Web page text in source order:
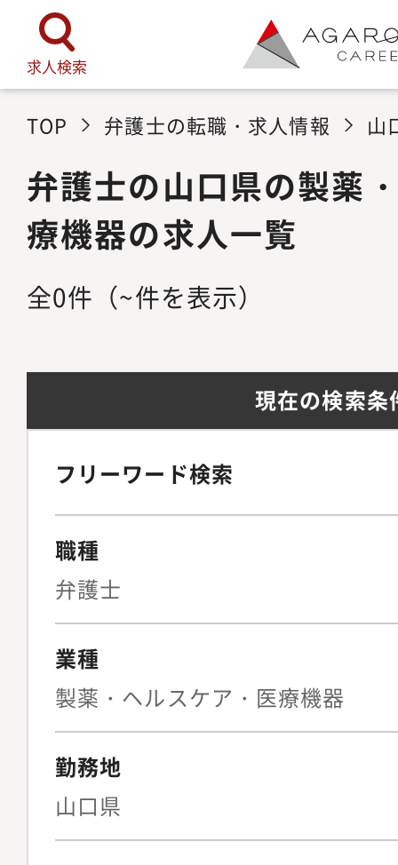
求人検索
TOP 弁護士の転職・求人情報 山
弁護士の山口県の製薬
療機器の求人一覧
全0件 （~件を表示）
現在の検索条
フリーワード検索
職種
弁護士
業種
製薬・ヘルスケア・医療機器
勤務地
山口県